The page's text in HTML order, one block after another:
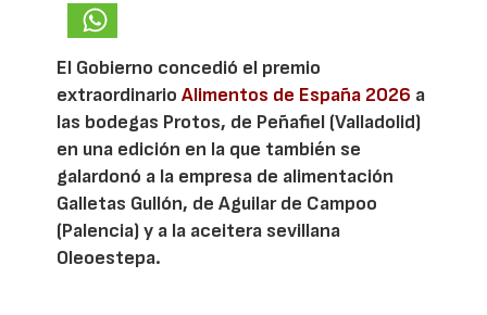
El Gobierno concedió el premio
extraordinarioAlimentos de España 2026 a
las bodegas Protos, de Peñafiel (Valladolid)
en una edición en la que también se
galardonó a la empresa de alimentación
Galletas Gullón, de Aguilar de Campoo
(Palencia) y a la aceitera sevillana
Oleoestepa.